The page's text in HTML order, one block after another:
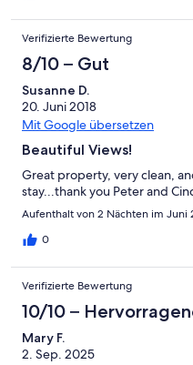
Verifizierte Bewertung
8/10 – Gut
Susanne D.
20. Juni 2018
Mit Google übersetzen
Beautiful Views!
Great property, very clean,
stay...thank you Peter and
Aufenthalt von 2 Nächten im Juni
0
Verifizierte Bewertung
10/10 –
Mary F.
2. Sep. 2025